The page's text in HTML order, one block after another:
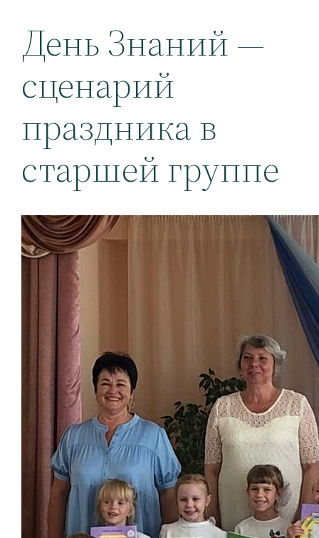
День Знаний —
сценарий
праздника в
старшей группе